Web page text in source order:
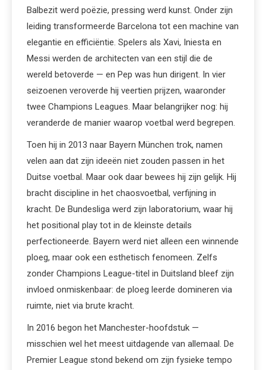
Balbezit werd poëzie, pressing werd kunst. Onder zijn
leiding transformeerde Barcelona tot een machine van
elegantie en efficiëntie. Spelers als Xavi, Iniesta en
Messi werden de architecten van een stijl die de
wereld betoverde — en Pep was hun dirigent. In vier
seizoenen veroverde hij veertien prijzen, waaronder
twee Champions Leagues. Maar belangrijker nog: hij
veranderde de manier waarop voetbal werd begrepen.
Toen hij in 2013 naar Bayern München trok, namen
velen aan dat zijn ideeën niet zouden passen in het
Duitse voetbal. Maar ook daar bewees hij zijn gelijk. Hij
bracht discipline in het chaosvoetbal, verfijning in
kracht. De Bundesliga werd zijn laboratorium, waar hij
het positional play tot in de kleinste details
perfectioneerde. Bayern werd niet alleen een winnende
ploeg, maar ook een esthetisch fenomeen. Zelfs
zonder Champions League-titel in Duitsland bleef zijn
invloed onmiskenbaar: de ploeg leerde domineren via
ruimte, niet via brute kracht.
In 2016 begon het Manchester-hoofdstuk —
misschien wel het meest uitdagende van allemaal. De
Premier League stond bekend om zijn fysieke tempo